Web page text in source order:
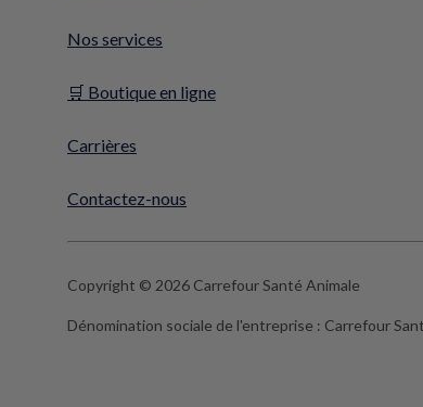
Nos services
🛒 Boutique en ligne
Carrières
Contactez-nous
Copyright © 2026 Carrefour Santé Animale
Dénomination sociale de l'entreprise : Carrefour